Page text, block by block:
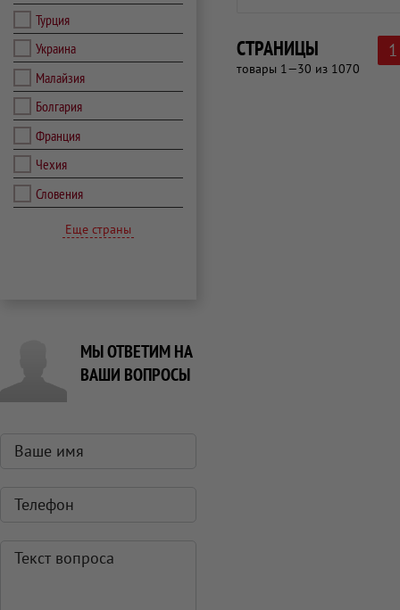
Турция
Украина
Малайзия
Болгария
Франция
Чехия
Словения
Еще страны
МЫ ОТВЕТИМ НА
ВАШИ ВОПРОСЫ
СТРАНИЦЫ
товары 1—30 из 1070
1